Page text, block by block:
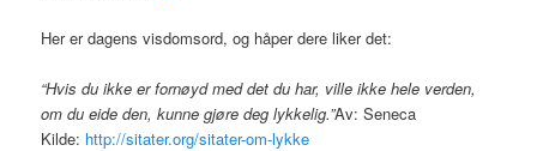
Her er dagens visdomsord, og håper dere liker det:
“Hvis du ikke er fornøyd med det du har, ville ikke hele verden,
om du eide den, kunne gjøre deg lykkelig.”Av: Seneca
Kilde: http://sitater.org/sitater-om-lykke